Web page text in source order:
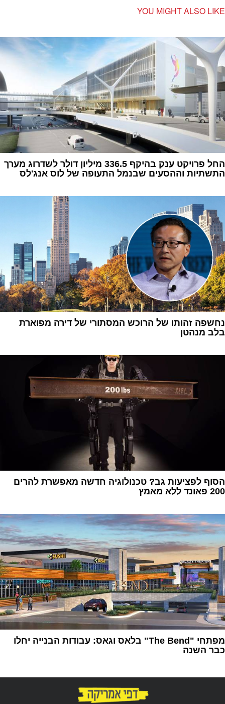
YOU MIGHT ALSO LIKE
החל פרויקט ענק בהיקף 336.5 מיליון דולר לשדרוג מערך
התשתיות וההסעים שבנמל התעופה של לוס אנג'לס
נחשפה זהותו של הרוכש המסתורי של דירה מפוארת
בלב מנהטן
הסוף לפציעות גב? טכנולוגיה חדשה מאפשרת להרים
200 פאונד ללא מאמץ
מפתחי "The Bend" בלאס וגאס: עבודות הבנייה יחלו
כבר השנה